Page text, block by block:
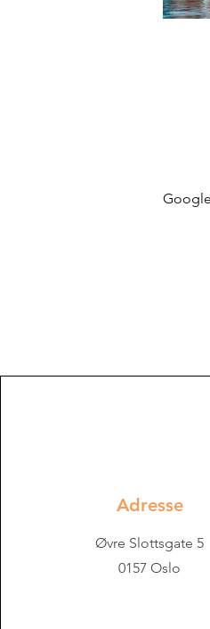
Adresse
Øvre Slottsgate 5
0157 Oslo